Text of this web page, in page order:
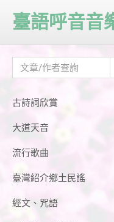
古詩詞欣賞
大道天音
流行歌曲
臺灣紹介鄉土民謠
經文、咒語
臺語呼音音